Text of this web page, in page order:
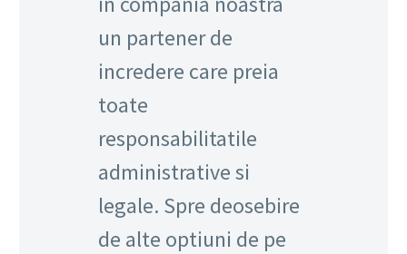
un partener de
incredere care preia
toate
responsabilitatile
administrative si
legale. Spre deosebire
de alte optiuni de pe